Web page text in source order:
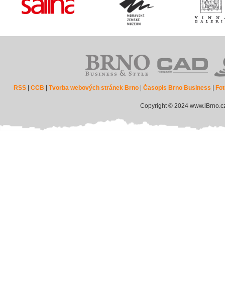
RSS |CCB |Tvorba webových stránek Brno |Časopis Brno Business
Copyright © 2024